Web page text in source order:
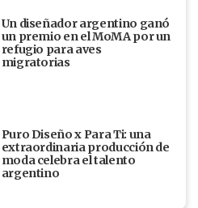
Un diseñador argentino ganó
un premio en el MoMA por un
refugio para aves
migratorias
Puro Diseño x Para Ti: una
extraordinaria producción de
moda celebra el talento
argentino